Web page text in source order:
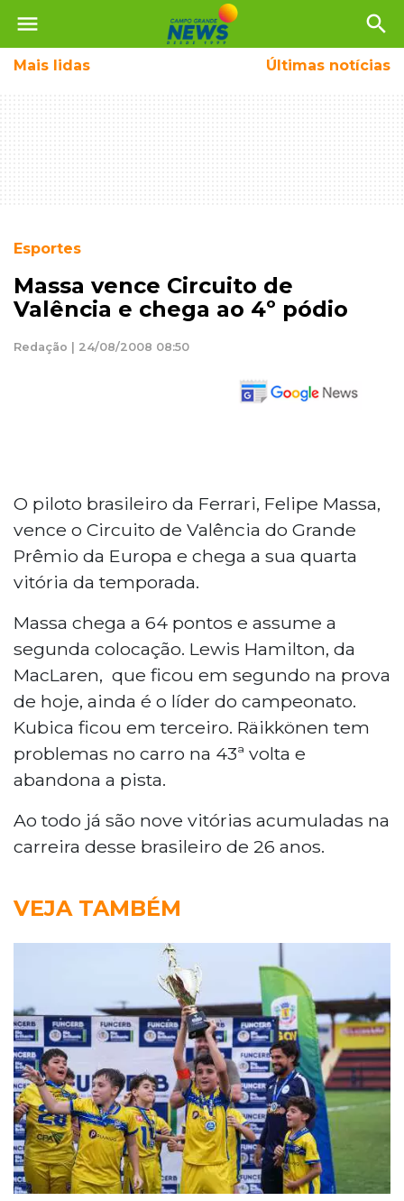
menu search
Mais lidas Últimas notícias
Esportes
Massa vence Circuito de
Valência e chega ao 4º pódio
Redação | 24/08/2008 08:50
O piloto brasileiro da Ferrari, Felipe Massa,
vence o Circuito de Valência do Grande
Prêmio da Europa e chega a sua quarta
vitória da temporada.
Massa chega a 64 pontos e assume a
segunda colocação. Lewis Hamilton, da
MacLaren, que ficou em segundo na prova
de hoje, ainda é o líder do campeonato.
Kubica ficou em terceiro. Räikkönen tem
problemas no carro na 43ª volta e
abandona a pista.
Ao todo já são nove vitórias acumuladas na
carreira desse brasileiro de 26 anos.
VEJA TAMBÉM